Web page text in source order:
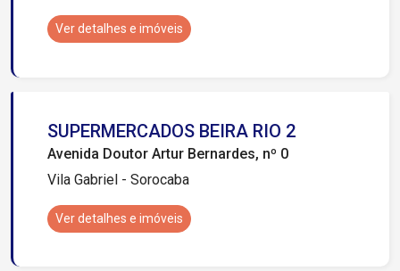
Ver detalhes e imóveis
SUPERMERCADOS BEIRA RIO 2
Avenida Doutor Artur Bernardes, nº 0
Vila Gabriel - Sorocaba
Ver detalhes e imóveis